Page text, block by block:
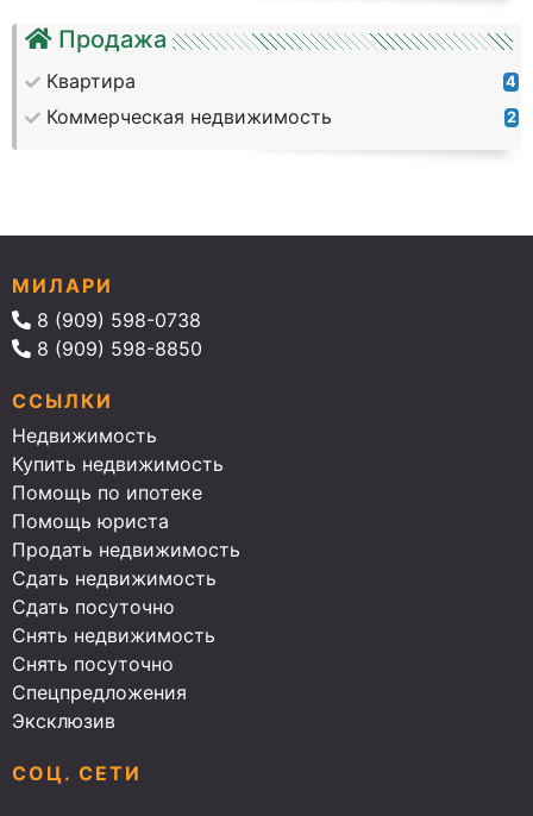
Продажа
Квартира 4
Коммерческая недвижимость 2
МИЛАРИ
8 (909) 598-0738
8 (909) 598-8850
ССЫЛКИ
Недвижимость
Купить недвижимость
Помощь по ипотеке
Помощь юриста
Продать недвижимость
Сдать недвижимость
Сдать посуточно
Снять недвижимость
Снять посуточно
Спецпредложения
Эксклюзив
СОЦ. СЕТИ